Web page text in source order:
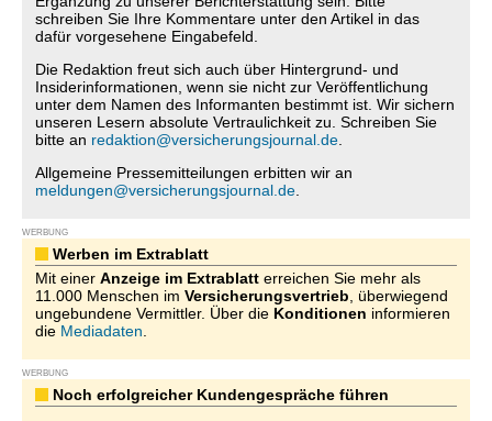
schreiben Sie Ihre Kommentare unter den Artikel in das
dafür vorgesehene Eingabefeld.
Die Redaktion freut sich auch über Hintergrund- und
Insiderinformationen, wenn sie nicht zur Veröffentlichung
unter dem Namen des Informanten bestimmt ist. Wir sichern
unseren Lesern absolute Vertraulichkeit zu. Schreiben Sie
bitte an redaktion@versicherungsjournal.de
Allgemeine Pressemitteilungen erbitten wir an
meldungen@versicherungsjournal.de
WERBUNG
Werben im Extrablatt
Mit einer Anzeige im Extrablatt erreichen Sie mehr als
11.000 Menschen im Versicherungsvertrieb , überwiegend
ungebundene Vermittler. Über die Konditionen informieren
die Mediadaten
WERBUNG
Noch erfolgreicher Kundengespräche führen